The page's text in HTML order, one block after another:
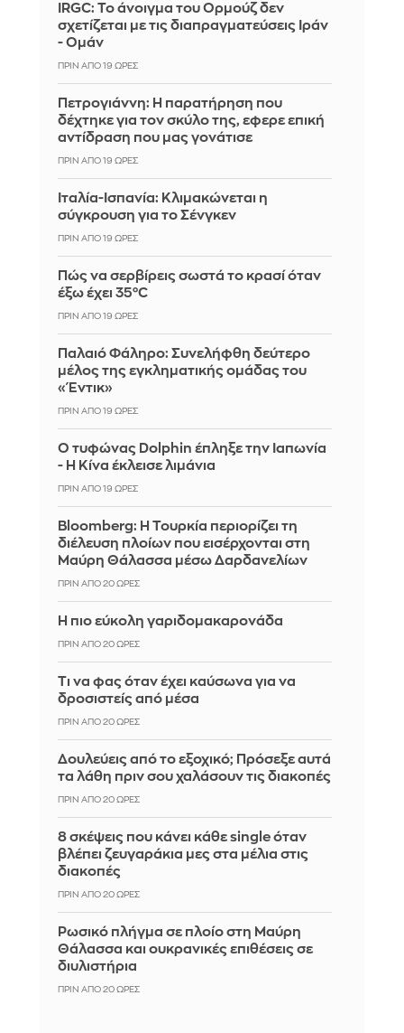
IRGC: Το άνοιγμα του Ορμούζ δεν
σχετίζεται με τις διαπραγματεύσεις Ιράν
- Ομάν
ΠΡΙΝ ΑΠΌ 19 ΏΡΕΣ
Πετρογιάννη: Η παρατήρηση που
δέχτηκε για τον σκύλο της, εφερε επική
αντίδραση που μας γονάτισε
ΠΡΙΝ ΑΠΌ 19 ΏΡΕΣ
Ιταλία-Ισπανία: Κλιμακώνεται η
σύγκρουση για το Σένγκεν
ΠΡΙΝ ΑΠΌ 19 ΏΡΕΣ
Πώς να σερβίρεις σωστά το κρασί όταν
έξω έχει 35°C
ΠΡΙΝ ΑΠΌ 19 ΏΡΕΣ
Παλαιό Φάληρο: Συνελήφθη δεύτερο
μέλος της εγκληματικής ομάδας του
«Έντικ»
ΠΡΙΝ ΑΠΌ 19 ΏΡΕΣ
Ο τυφώνας Dolphin έπληξε την Ιαπωνία
- Η Κίνα έκλεισε λιμάνια
ΠΡΙΝ ΑΠΌ 19 ΏΡΕΣ
Bloomberg: Η Τουρκία περιορίζει τη
διέλευση πλοίων που εισέρχονται στη
Μαύρη Θάλασσα μέσω Δαρδανελίων
ΠΡΙΝ ΑΠΌ 20 ΏΡΕΣ
Η πιο εύκολη γαριδομακαρονάδα
ΠΡΙΝ ΑΠΌ 20 ΏΡΕΣ
Τι να φας όταν έχει καύσωνα για να
δροσιστείς από μέσα
ΠΡΙΝ ΑΠΌ 20 ΏΡΕΣ
Δουλεύεις από το εξοχικό; Πρόσεξε αυτά
τα λάθη πριν σου χαλάσουν τις διακοπές
ΠΡΙΝ ΑΠΌ 20 ΏΡΕΣ
8 σκέψεις που κάνει κάθε single όταν
βλέπει ζευγαράκια μες στα μέλια στις
διακοπές
ΠΡΙΝ ΑΠΌ 20 ΏΡΕΣ
Ρωσικό πλήγμα σε πλοίο στη Μαύρη
Θάλασσα και ουκρανικές επιθέσεις σε
διυλιστήρια
ΠΡΙΝ ΑΠΌ 20 ΏΡΕΣ